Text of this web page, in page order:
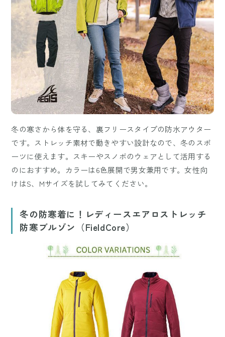
冬の寒さから体を守る、裏フリースタイプの防水アウター
です。ストレッチ素材で動きやすい設計なので、冬のスポ
ーツに使えます。スキーやスノボのウェアとして活用する
のにおすすめ。カラーは6色展開で男女兼用です。女性向
けはS、Mサイズを試してみてください。
冬の防寒着に！レディースエアロストレッチ
防寒ブルゾン（FieldCore）